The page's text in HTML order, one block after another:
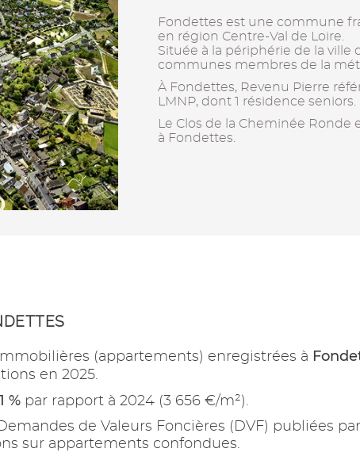
Fondettes est une commune
en région Centre-Val de Loire.
Située à la périphérie de la ville
communes membres de la
À Fondettes, Revenu Pierre
LMNP, dont 1 résidence seniors.
Le Clos de la Cheminée
à Fondettes.
(appartements) enregistrées à
en 2025.
% par rapport à 2024 (3 656 €/m²).
de Valeurs Foncières (DVF) publiées
sur appartements confondues.